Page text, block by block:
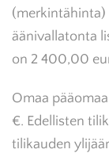
(merkintähinta)
äänivallatonta
on 2 400,00
Omaa
€. Edellisten
tilikauden